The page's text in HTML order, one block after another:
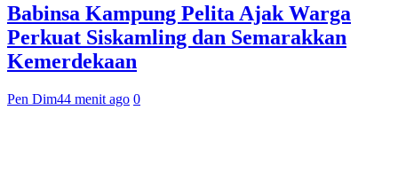
Babinsa Kampung Pelita Ajak Warga
Perkuat Siskamling dan Semarakkan
Kemerdekaan
Pen Dim44 menit ago 0